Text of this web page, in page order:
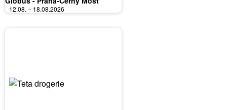
12.08. – 18.08.2026